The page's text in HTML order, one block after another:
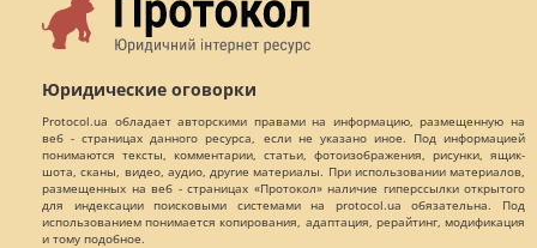
Юридические оговорки
Protocol.ua обладает авторскими правами на информацию, размещенную на
веб - страницах данного ресурса, если не указано иное. Под информацией
понимаются тексты, комментарии, статьи, фотоизображения, рисунки, ящик-
шота, сканы, видео, аудио, другие материалы. При использовании материалов,
размещенных на веб - страницах «Протокол» наличие гиперссылки открытого
для индексации поисковыми системами на protocol.ua обязательна. Под
использованием понимается копирования, адаптация, рерайтинг, модификация
и тому подобное.